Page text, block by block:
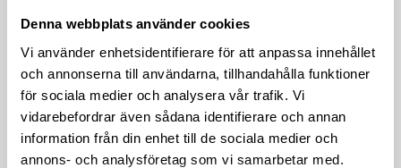
Denna webbplats använder cookies
Vi använder enhetsidentifierare för att anpassa innehållet
och annonserna till användarna, tillhandahålla funktioner
för sociala medier och analysera vår trafik. Vi
vidarebefordrar även sådana identifierare och annan
information från din enhet till de sociala medier och
annons- och analysföretag som vi samarbetar med.
*Obligatoriskt fält
E-post *
Förnamn